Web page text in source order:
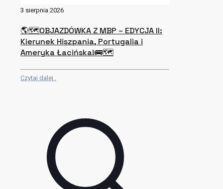
3 sierpnia 2026
🌎🗺OBJAZDÓWKA Z MBP – EDYCJA II:
Kierunek Hiszpania, Portugalia i
Ameryka Łacińska!🚌🗺
Czytaj dalej..